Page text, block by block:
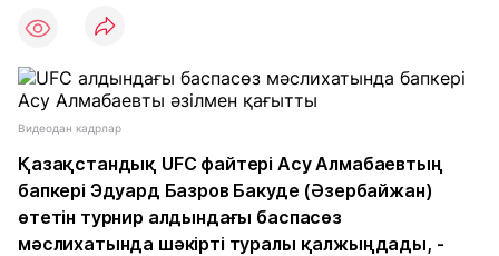
Видеодан кадрлар
Қазақстандық UFC файтері Асу Алмабаевтың
бапкері Эдуард Базров Бакуде (Әзербайжан)
өтетін турнир алдындағы баспасөз
мәслихатында шәкірті туралы қалжыңдады, -